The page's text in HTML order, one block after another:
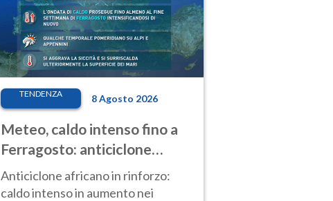
TENDENZA 8 Agosto 2026
Meteo, caldo intenso fino a
Ferragosto: anticiclone
africano ancora
protagonista
Anticiclone africano in rinforzo:
caldo intenso in aumento nei